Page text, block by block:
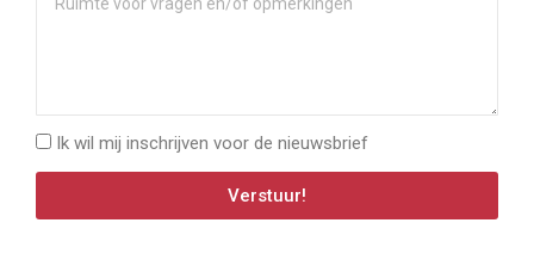
Ik wil mij inschrijven voor de nieuwsbrief
Verstuur!